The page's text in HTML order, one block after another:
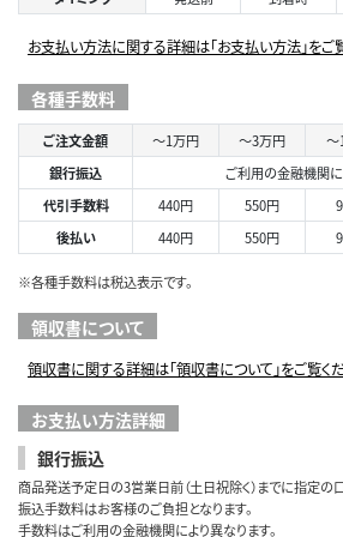
お支払い方法に関する詳細は「お支払い方法」をご
各種手数料
ご注文金額 ～1万円 ～3万円 ～
銀行振込
ご利用の金融機関に
代引手数料
440円 550円
後払い
440円 550円
※各種手数料は税込表示です。
領収書について
領収書に関する詳細は「領収書について」をご覧くだ
お支払い方法詳細
銀行振込
商品発送予定日の3営業日前（土日祝除く）までに指定の
振込手数料はお客様のご負担となります。
手数料はご利用の金融機関により異なります。